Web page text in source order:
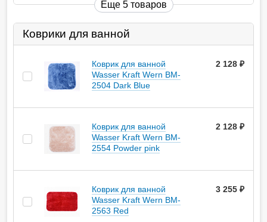
Еще 5 товаров
Коврики для ванной
Коврик для ванной
Wasser Kraft Wern BM-
2504 Dark Blue
2 128
Коврик для ванной
Wasser Kraft Wern BM-
2554 Powder pink
2 128
Коврик для ванной
Wasser Kraft Wern BM-
2563 Red
3 255